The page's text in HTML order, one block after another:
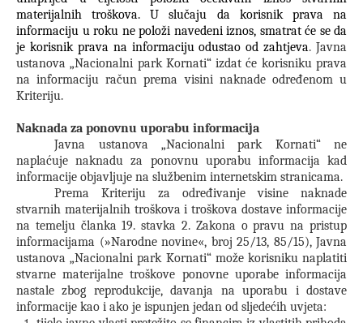
materijalnih troškova. U slučaju da korisnik prava na
informaciju u roku ne položi navedeni iznos, smatrat će se da
je korisnik prava na informaciju odustao od zahtjeva. Javna
ustanova „Nacionalni park Kornati“izdat će korisniku prava
na informaciju račun prema visini naknade određenom u
Kriteriju.
Naknada za ponovnu uporabu informacija
Javna ustanova „Nacionalni park Kornati“ ne
naplaćuje naknadu za ponovnu uporabu informacija kad
informacije objavljuje na službenim internetskim stranicama.
Prema Kriteriju za određivanje visine naknade
stvarnih materijalnih troškova i troškova dostave informacije
na temelju članka 19. stavka 2. Zakona o pravu na pristup
informacijama (»Narodne novine«, broj 25/13, 85/15), Javna
ustanova „Nacionalni park Kornati“ može korisniku naplatiti
stvarne materijalne troškove ponovne uporabe informacija
nastale zbog reprodukcije, davanja na uporabu i dostave
informacije kao i ako je ispunjen jedan od sljedećih uvjeta: